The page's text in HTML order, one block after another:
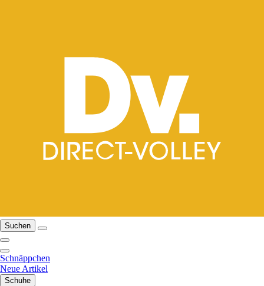
Suchen
Schnäppchen
Neue Artikel
Schuhe